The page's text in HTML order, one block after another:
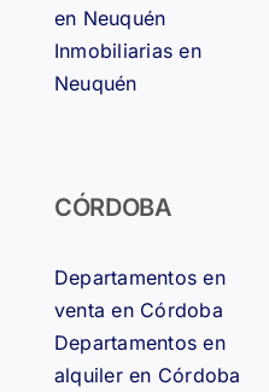
en Neuquén
Inmobiliarias en
Neuquén
CÓRDOBA
Departamentos en
venta en Córdoba
Departamentos en
alquiler en Córdoba